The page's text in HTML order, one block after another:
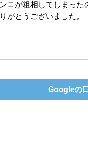
コが粗相してしまった
がとうございました。
Googleの